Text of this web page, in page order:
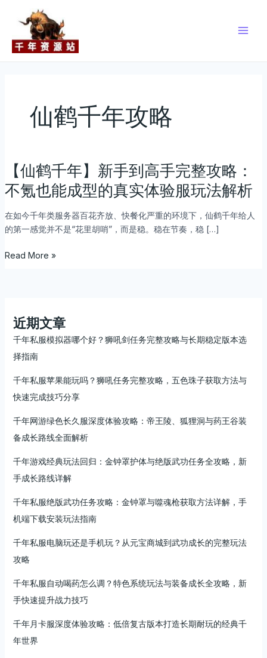
仙鹤千年攻略
【仙鹤千年】新手到高手完整攻略：
不氪也能成型的真实体验服玩法解析
在如今千年类服务器百花齐放、快餐化严重的环境下，仙鹤千年给人
的第一感觉并不是“花里胡哨”，而是稳。稳在节奏，稳 […]
【仙
千
新
手
略：
Read More »
近期文章
千年私服模拟器哪个好？狮吼剑任务完整攻略与长期稳定版本选
择指南
千年私服苹果能玩吗？狮吼任务完整攻略，五色珠子获取方法与
快速完成技巧分享
千年网游绿色长久服深度体验攻略：帝王陵、狐狸洞与药王谷装
备成长路线全面解析
千年游戏经典玩法回归：金钟罩护体与绝版武功任务全攻略，新
手成长路线详解
千年私服绝版武功任务攻略：金钟罩与噬魂枪获取方法详解，手
机端下载安装玩法指南
千年私服电脑玩还是手机玩？从元宝商城到武功成长的完整玩法
攻略
千年私服自动喝药怎么调？特色系统玩法与装备成长全攻略，新
手快速提升战力技巧
千年月卡服深度体验攻略：低倍复古版本打造长期耐玩的经典千
年世界